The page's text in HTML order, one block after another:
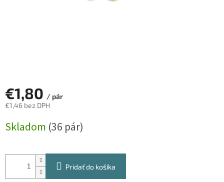
€1,80 / pár
€1,46 bez DPH
cena:
Skladom (36 pár)
Pridať do košíka